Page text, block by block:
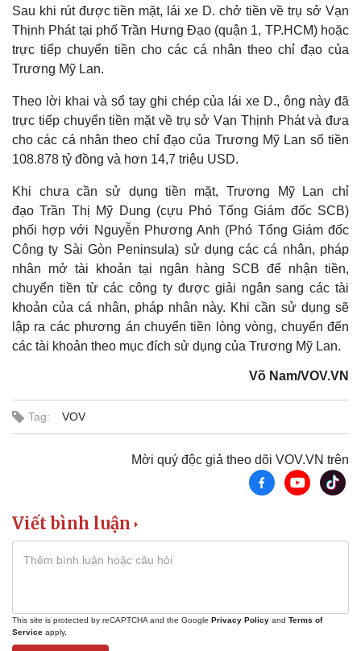
Pháp luật
Vụ án
Tin nóng
Tư vấn luật
Quân sự - Quốc phòng
Vũ khí
Việt Nam
Thể thao
Thế giới thể thao
eSports
Tư vấn
Sau khi rút được tiền mặt, lái xe D. chở tiền về trụ sở Vạn
Thịnh Phát tại phố Trần Hưng Đạo (quận 1, TP.HCM) hoặc
trực tiếp chuyển tiền cho các cá nhân theo chỉ đạo của
Trương Mỹ Lan.
Theo lời khai và sổ tay ghi chép của lái xe D., ông này đã
trực tiếp chuyển tiền mặt về trụ sở Vạn Thịnh Phát và đưa
cho các cá nhân theo chỉ đạo của Trương Mỹ Lan số tiền
108.878 tỷ đồng và hơn 14,7 triệu USD.
Khi chưa cần sử dụng tiền mặt, Trương Mỹ Lan chỉ
đạo Trần Thị Mỹ Dung (cựu Phó Tổng Giám đốc SCB)
phối hợp với Nguyễn Phương Anh (Phó Tổng Giám đốc
Công ty Sài Gòn Peninsula) sử dụng các cá nhân, pháp
nhân mở tài khoản tại ngân hàng SCB để nhận tiền,
chuyển tiền từ các công ty được giải ngân sang các tài
khoản của cá nhân, pháp nhân này. Khi cần sử dụng sẽ
lập ra các phương án chuyển tiền lòng vòng, chuyển đến
các tài khoản theo mục đích sử dụng của Trương Mỹ Lan.
Võ Nam/VOV.VN
Tag: VOV
Mời quý độc giả theo dõi VOV.VN trên
Viết bình luận
This site is protected by reCAPTCHA and the Google Privacy Policy and Terms of
Service apply.